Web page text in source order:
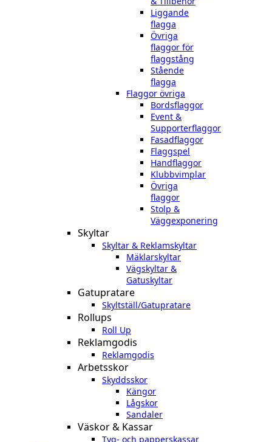
Liggande
flagga
Övriga
flaggor för
flaggstång
Stående
flagga
Flaggor övriga
Bordsflaggor
Event &
Supporterflaggor
Fasadflaggor
Flaggspel
Handflaggor
Klubbvimplar
Övriga
flaggor
Stolp &
Väggexponering
Skyltar
Skyltar & Reklamskyltar
Mäklarskyltar
Vägskyltar &
Gatuskyltar
Gatupratare
Skyltställ/Gatupratare
Rollups
Roll Up
Reklamgodis
Reklamgodis
Arbetsskor
Skyddsskor
Kängor
Lågskor
Sandaler
Väskor & Kassar
Tyg- och papperskassar